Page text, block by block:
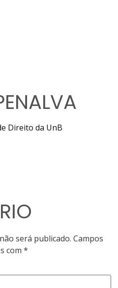
Direito da UnB
será publicado. Campos
com*